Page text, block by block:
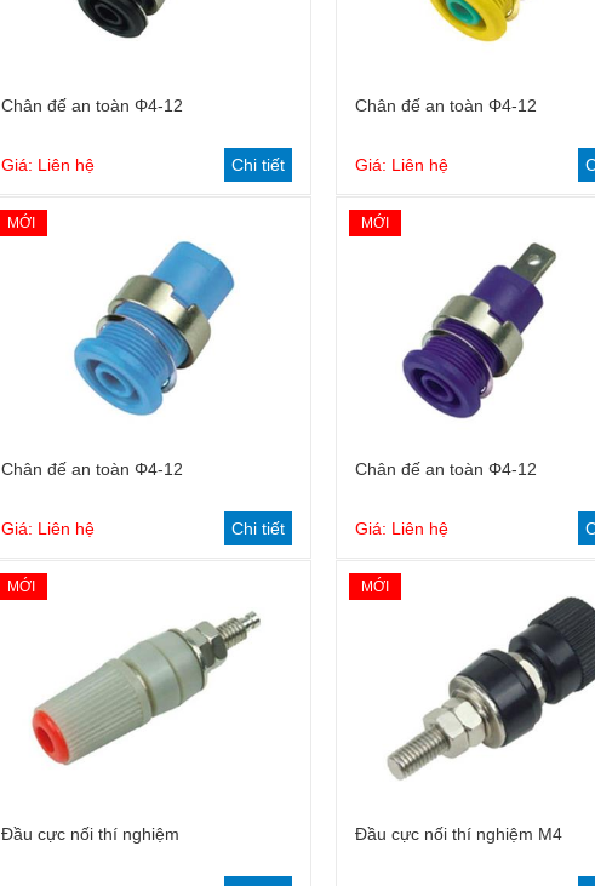
Chân đế an toàn Φ4-12
Giá: Liên hệ Chi tiết
Chân đế an toàn Φ4-12
Giá: Liên hệ
MỚI
Chân đế an toàn Φ4-12
Giá: Liên hệ Chi tiết
MỚI
Chân đế an toàn Φ4-12
Giá: Liên hệ
MỚI
Đầu cực nối thí nghiệm
MỚI
Đầu cực nối thí nghiệm M4